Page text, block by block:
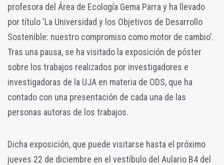
profesora del Área de Ecología Gema Parra y ha llevado
por título ‘La Universidad y los Objetivos de Desarrollo
Sostenible: nuestro compromiso como motor de cambio’.
Tras una pausa, se ha visitado la exposición de póster
sobre los trabajos realizados por investigadores e
investigadoras de la UJA en materia de ODS, que ha
contado con una presentación de cada una de las
personas autoras de los trabajos.
Dicha exposición, que puede visitarse hasta el próximo
jueves 22 de diciembre en el vestíbulo del Aulario B4 del